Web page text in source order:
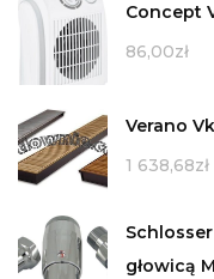
Concept
86,00zł
Verano
1 638,68zł
głowicą